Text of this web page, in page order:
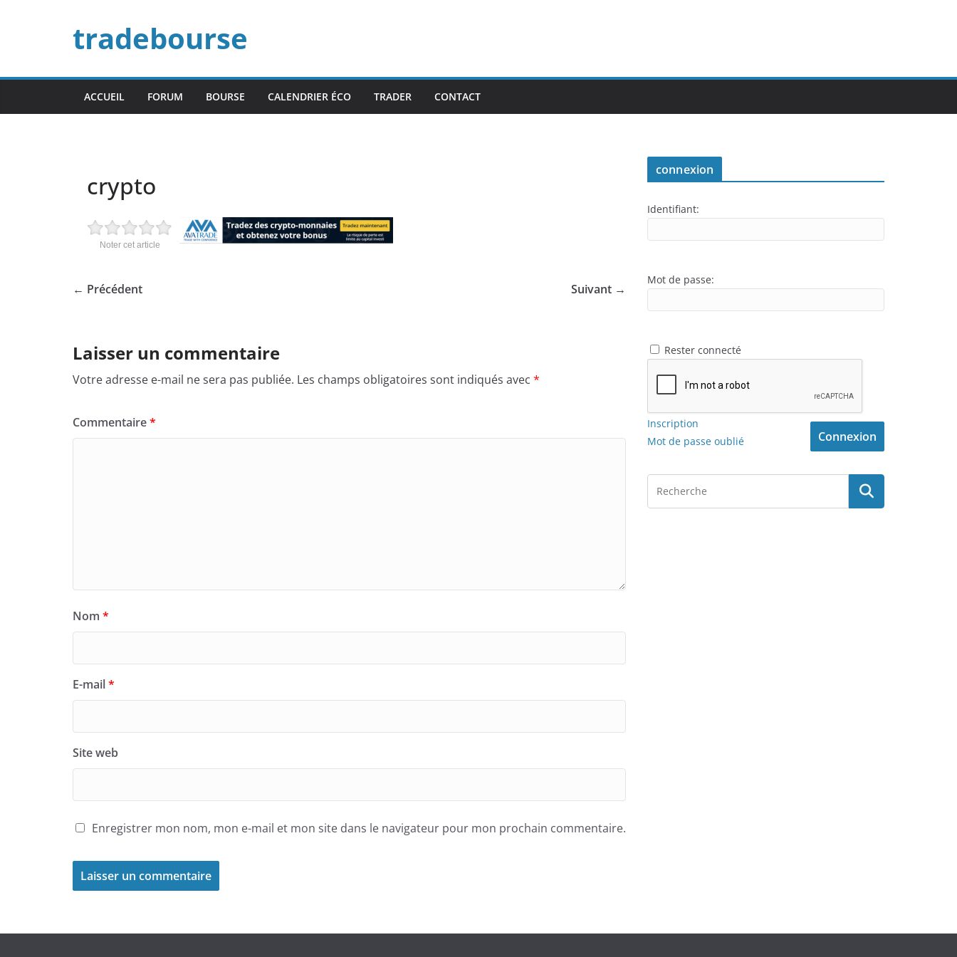
tradebourse
ACCUEIL FORUM BOURSE CALENDRIER ÉCO TRADER CONTACT
crypto
Noter cet article
← Précédent Suivant →
Laisser un commentaire
Votre adresse e-mail ne sera pas publiée. Les champs obligatoires sont indiqués avec *
Commentaire*
Nom *
E-mail*
Site web
Enregistrer mon nom, mon e-mail et mon site dans le navigateur pour mon prochain commentaire.
connexion
Identifiant:
Mot de passe:
Rester connecté
Connexion
Inscription
Mot de passe oublié